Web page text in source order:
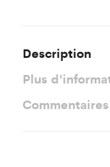
Description
Plus